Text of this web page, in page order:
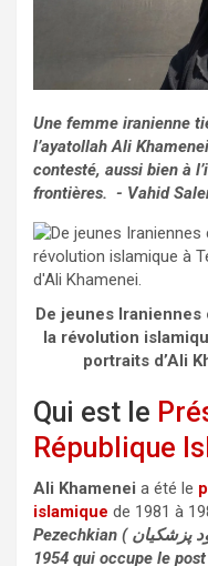
Une femme iranienne
l’ayatollah Ali
contesté, aussi bien à
frontières. - Vahid
De jeunes
la révolution
portraits d’Ali
Qui est le
République
Ali Khamenei a été le
islamique de 1981 à
Pezechkian ( مسعود پزشکیان), né le 29 septembre
1954 qui occupe le